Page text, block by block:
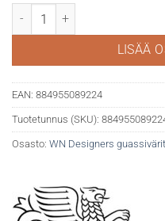
WN Designers gouache 086
LISÄÄ
EAN: 884955089224
Tuotetunnus (SKU):
Osasto: WN Designers guassivärit